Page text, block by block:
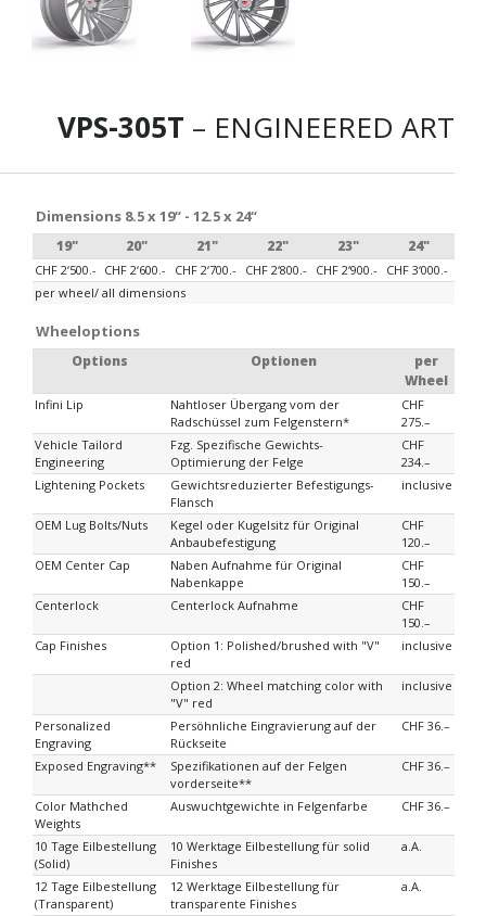
VPS-305T – ENGINEERED ART
Dimensions 8.5 x 19“ - 12.5 x 24“
19" 20" 21" 22" 23" 24"
CHF 2‘500.- CHF 2‘600.- CHF 2‘700.- CHF 2‘800.- CHF 2‘900.-
CHF 3‘000.-
per wheel/ all dimensions
Wheeloptions
Options Optionen
per
Wheel
Infini Lip
Nahtloser Übergang vom der
Radschüssel zum Felgenstern*
CHF
275.–
Vehicle Tailord
Engineering
Fzg. Spezifische Gewichts-
Optimierung der Felge
CHF
234.–
Lightening Pockets
Gewichtsreduzierter Befestigungs-
Flansch
inclusive
OEM Lug Bolts/Nuts
Kegel oder Kugelsitz für Original
Anbaubefestigung
CHF
120.–
OEM Center Cap
Naben Aufnahme für Original
Nabenkappe
CHF
150.–
Centerlock
Centerlock Aufnahme
CHF
150.–
Cap Finishes
Option 1: Polished/brushed with "V"
red
inclusive
Option 2: Wheel matching color with
"V" red
inclusive
Personalized
Engraving
Persöhnliche Eingravierung auf der
Rückseite
CHF 36.–
Exposed Engraving**
Spezifikationen auf der Felgen
vorderseite**
CHF 36.–
Color Mathched
Weights
Auswuchtgewichte in Felgenfarbe CHF 36.–
10 Tage Eilbestellung
(Solid)
10 Werktage Eilbestellung für solid
Finishes
a.A.
12 Tage Eilbestellung
(Transparent)
12 Werktage Eilbestellung für
transparente Finishes
a.A.